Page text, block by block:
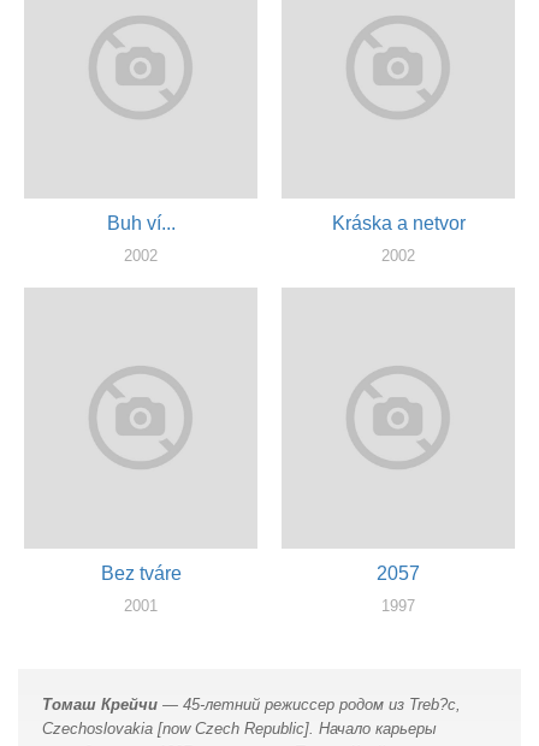
Buh ví...
2002
Kráska a netvor
2002
Bez tváre
2001
2057
1997
Томаш Крейчи — 45-летний режиссер родом из Treb?c,
Czechoslovakia [now Czech Republic]. Начало карьеры